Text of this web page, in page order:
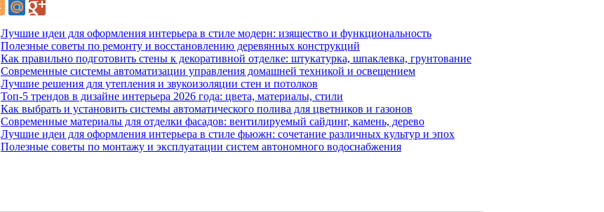
Лучшие идеи для оформления интерьера в стиле модерн: изящество и функциональность
Полезные советы по ремонту и восстановлению деревянных конструкций
Как правильно подготовить стены к декоративной отделке: штукатурка, шпаклевка, грунтование
Современные системы автоматизации управления домашней техникой и освещением
Лучшие решения для утепления и звукоизоляции стен и потолков
Топ-5 трендов в дизайне интерьера 2026 года: цвета, материалы, стили
Как выбрать и установить системы автоматического полива для цветников и газонов
Современные материалы для отделки фасадов: вентилируемый сайдинг, камень, дерево
Лучшие идеи для оформления интерьера в стиле фьюжн: сочетание различных культур и эпох
Полезные советы по монтажу и эксплуатации систем автономного водоснабжения